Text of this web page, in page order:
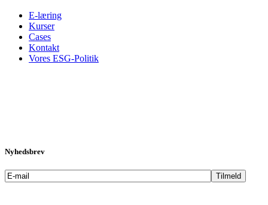
E-læring
Kurser
Cases
Kontakt
Vores ESG-Politik
Nyhedsbrev